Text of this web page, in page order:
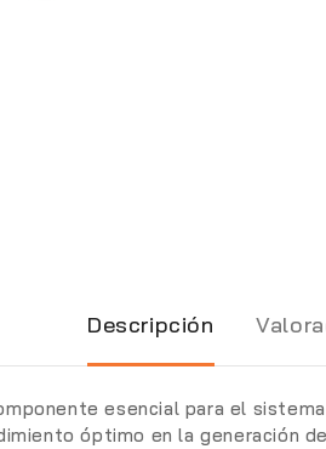
Descripción
esencial para el
óptimo en la generación